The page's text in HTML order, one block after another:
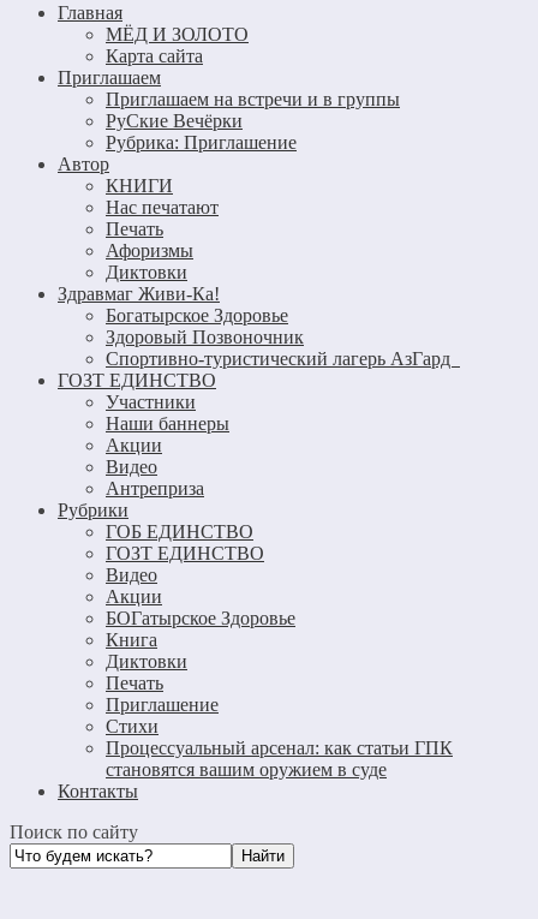
Главная
МЁД И ЗОЛОТО
Карта сайта
Приглашаем
Приглашаем на встречи и в группы
РуСкие Вечёрки
Рубрика: Приглашение
Автор
КНИГИ
Нас печатают
Печать
Афоризмы
Диктовки
Здравмаг Живи-Ка!
Богатырское Здоровье
Здоровый Позвоночник
Спортивно-туристический лагерь АзГард
ГОЗТ ЕДИНСТВО
Участники
Наши баннеры
Акции
Видео
Антреприза
Рубрики
ГОБ ЕДИНСТВО
ГОЗТ ЕДИНСТВО
Видео
Акции
БОГатырское Здоровье
Книга
Диктовки
Печать
Приглашение
Стихи
Процессуальный арсенал: как статьи ГПК
становятся вашим оружием в суде
Контакты
Поиск по сайту